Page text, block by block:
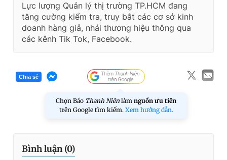
Lực lượng Quản lý thị trường TP.HCM đang
tăng cường kiểm tra, truy bắt các cơ sở kinh
doanh hàng giả, nhái thương hiệu thông qua
các kênh Tik Tok, Facebook.
Chia sẻ
Chọn Báo Thanh Niên làm nguồn ưu tiên
trên Google tìm kiếm. Xem hướng dẫn.
Bình luận (0)